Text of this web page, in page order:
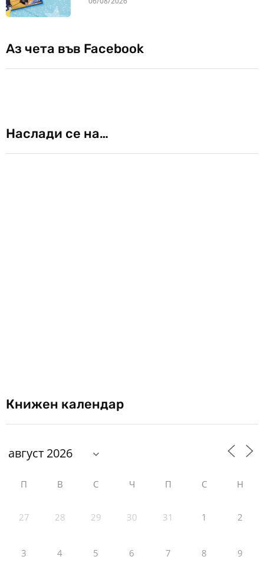
Аз чета във Facebook
Наслади се на…
Книжен календар
П В С Ч П С Н
27 28 29 30 31 1 2
3 4 5 6 7 8 9